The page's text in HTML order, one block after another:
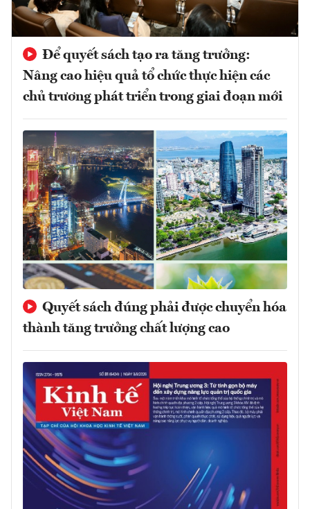
Để quyết sách tạo ra tăng trưởng:
Nâng cao hiệu quả tổ chức thực hiện các
chủ trương phát triển trong giai đoạn mới
Quyết sách đúng phải được chuyển hóa
thành tăng trưởng chất lượng cao